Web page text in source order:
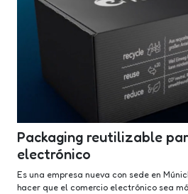
Packaging reutilizable
electrónico
Es una empresa nueva con sede en
hacer que el comercio electrónico sea